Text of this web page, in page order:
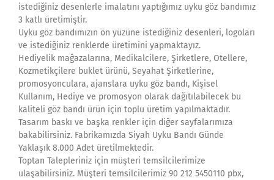
istediğiniz desenlerle imalatını yaptığımız uyku göz bandımız
3 katlı üretimiştir.
Uyku göz bandımızın ön yüzüne istediğiniz desenleri, logoları
ve istediğiniz renklerde üretimini yapmaktayız.
Hediyelik mağazalarına, Medikalcilere, Şirketlere, Otellere,
Kozmetikçilere buklet ürünü, Seyahat Şirketlerine,
promosyonculara, ajanslara uyku göz bandı, Kişisel
Kullanım, Hediye ve promosyon olarak dağıtılabilecek bu
kaliteli göz bandı ürün için toplu üretim yapılmaktadır.
Tasarım baskı ve başka renkler için diğer sayfalarımıza
bakabilirsiniz. Fabrikamızda Siyah Uyku Bandı Günde
Yaklaşık 8.000 Adet üretilmektedir.
Toptan Talepleriniz için müşteri temsilcilerimize
ulaşabilirsiniz. Müşteri temsilcilerimiz 90 212 5450110 pbx,